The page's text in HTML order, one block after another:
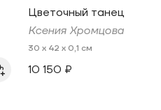
Цветочный танец
Ксения Хромцова
30 x 42 x 0,1 см
10 150 ₽